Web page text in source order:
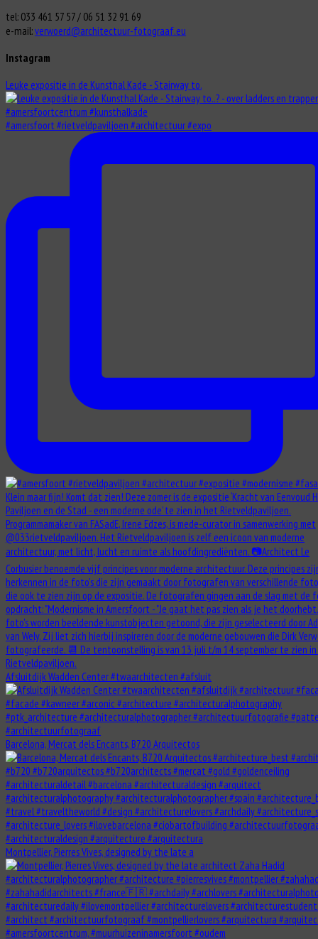
tel: 033 461 57 57 / 06 51 32 91 69
e-mail:verwoerd@architectuur-fotograaf.eu
Instagram
Leuke expositie in de Kunsthal Kade - Stairway to.
#amersfoort #rietveldpaviljoen #architectuur #expo
Afsluitdijk Wadden Center #twaarchitecten #afsluit
Barcelona, Mercat dels Encants, B720 Arquitectos
Montpellier, Pierres Vives, designed by the late a
#amersfoortcentrum, #muurhuizeninamersfoort #oudem